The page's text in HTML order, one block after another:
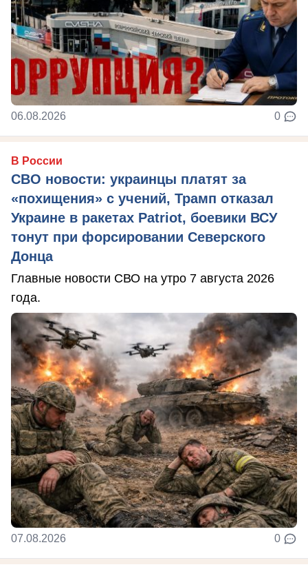
06.08.2026 0
В России
СВО новости: украинцы платят за
«похищения» с учений, Трамп отказал
Украине в ракетах Patriot, боевики ВСУ
тонут при форсировании Северского
Донца
Главные новости СВО на утро 7 августа 2026
года.
07.08.2026 0